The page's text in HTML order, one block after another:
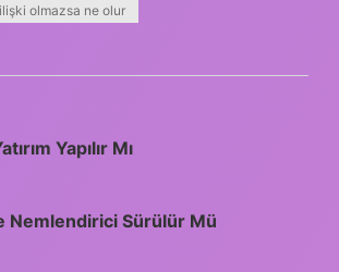
olmazsa ne olur
Yapılır Mı
Nemlendirici Sürülür Mü